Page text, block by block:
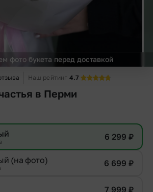
фото букета перед доставкой
Наш рейтинг 4.7
в Перми
6 299 ₽
(на фото) 6 699 ₽
7 999 ₽